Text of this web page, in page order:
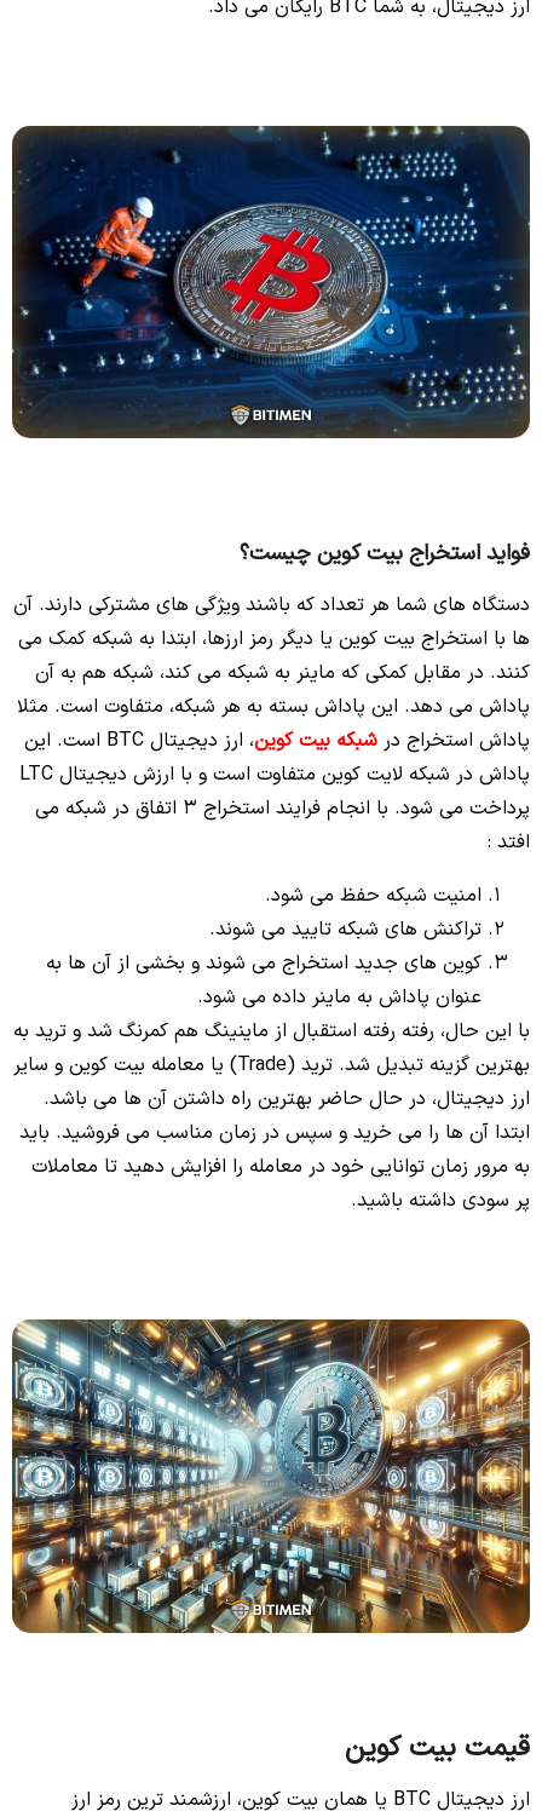
ارز دیجیتال، به شما BTC رایگان می داد.
فواید استخراج بیت کوین چیست؟
دستگاه های شما هر تعداد که باشند ویژگی های مشترکی دارند. آن
ها با استخراج بیت کوین یا دیگر رمز ارزها، ابتدا به شبکه کمک می
کنند. در مقابل کمکی که ماینر به شبکه می کند، شبکه هم به آن
پاداش می دهد. این پاداش بسته به هر شبکه، متفاوت است. مثلا
پاداش استخراج در شبکه بیت کوین
، ارز دیجیتال BTC است. این
پاداش در شبکه لایت کوین متفاوت است و با ارزش دیجیتال LTC
پرداخت می شود. با انجام فرایند استخراج 3 اتفاق در شبکه می
افتد :
امنیت شبکه حفظ می شود.
تراکنش های شبکه تایید می شوند.
کوین های جدید استخراج می شوند و بخشی از آن ها به
عنوان پاداش به ماینر داده می شود.
با این حال، رفته رفته استقبال از ماینینگ هم کمرنگ شد و ترید به
بهترین گزینه تبدیل شد. ترید (Trade) یا معامله بیت کوین و سایر
ارز دیجیتال، در حال حاضر بهترین راه داشتن آن ها می باشد.
ابتدا آن ها را می خرید و سپس در زمان مناسب می فروشید. باید
به مرور زمان توانایی خود در معامله را افزایش دهید تا معاملات
پر سودی داشته باشید.
قیمت بیت کوین
ارز دیجیتال BTC یا همان بیت کوین، ارزشمند ترین رمز ارز